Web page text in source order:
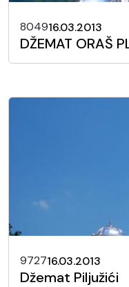
804916.03.2013
DŽEMAT ORAŠ
972716.03.2013
Džemat Piljužići